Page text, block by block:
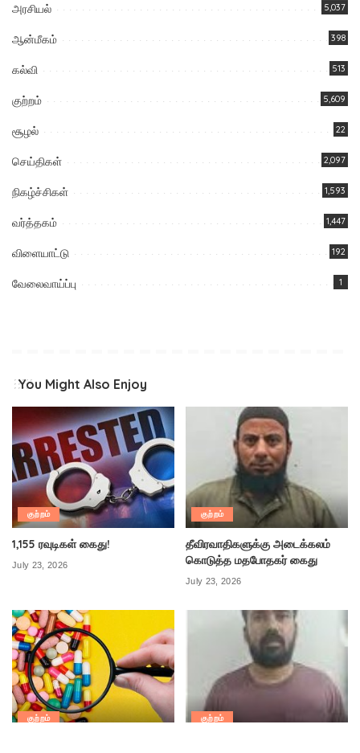
அரசியல் 5,037
ஆன்மீகம் 398
கல்வி 513
குற்றம் 5,609
சூழல் 22
செய்திகள் 2,097
நிகழ்ச்சிகள் 1,593
வர்த்தகம் 1,447
விளையாட்டு 192
வேலைவாய்ப்பு 1
You Might Also Enjoy
குற்றம்
1,155 ரவுடிகள் கைது!
July 23, 2026
குற்றம்
தீவிரவாதிகளுக்கு அடைக்கலம்
கொடுத்த மதபோதகர் கைது
July 23, 2026
குற்றம் குற்றம்